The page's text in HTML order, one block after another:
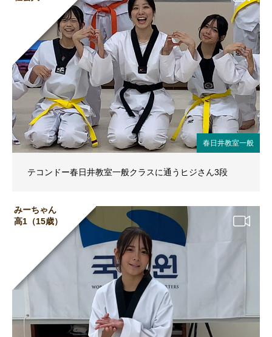
春日井教室一般
テコンドー春日井教室一般クラスに通うヒジさん3段
みーちゃん
高1（15歳）